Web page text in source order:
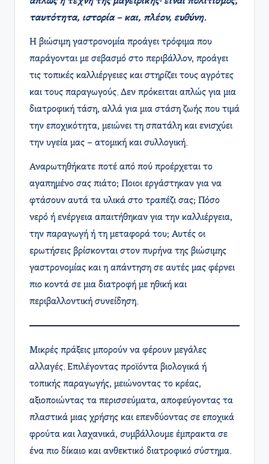
ταυτότητα, ιστορία – και, πλέον, ευθύνη.
Η βιώσιμη γαστρονομία προάγει τρόφιμα που
παράγονται με σεβασμό στο περιβάλλον, προάγει
τις τοπικές καλλιέργειες και στηρίζει τους αγρότες
και τους παραγωγούς. Δεν πρόκειται απλώς για μια
διατροφική τάση, αλλά για μια στάση ζωής που τιμά
την εποχικότητα, μειώνει τη σπατάλη και ενισχύει
την υγεία μας – ατομική και συλλογική.
Αναρωτηθήκατε ποτέ από πού προέρχεται το
αγαπημένο σας πιάτο; Ποιοι εργάστηκαν για να
φτάσουν αυτά τα υλικά στο τραπέζι σας; Πόσο
νερό ή ενέργεια απαιτήθηκαν για την καλλιέργεια,
την παραγωγή ή τη μεταφορά του; Αυτές οι
ερωτήσεις βρίσκονται στον πυρήνα της βιώσιμης
γαστρονομίας και η απάντηση σε αυτές μας φέρνει
πιο κοντά σε μια διατροφή με ηθική και
περιβαλλοντική συνείδηση.
Μικρές πράξεις μπορούν να φέρουν μεγάλες
αλλαγές. Επιλέγοντας προϊόντα βιολογικά ή
τοπικής παραγωγής, μειώνοντας το κρέας,
αξιοποιώντας τα περισσεύματα, αποφεύγοντας τα
πλαστικά μιας χρήσης και επενδύοντας σε εποχικά
φρούτα και λαχανικά, συμβάλλουμε έμπρακτα σε
ένα πιο δίκαιο και ανθεκτικό διατροφικό σύστημα.